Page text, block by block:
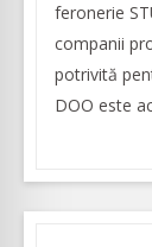
feronerie
companii
potrivită
DOO este